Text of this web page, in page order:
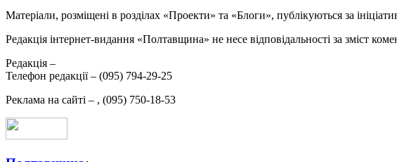
Матеріали, розміщені в розділах «Проекти» та «Блоги», публікуються за
Редакція інтернет-видання «Полтавщина» не несе відповідальності за зміст
Редакція –
Телефон редакції – (095) 794-29-25
Реклама на сайті – , (095) 750-18-53